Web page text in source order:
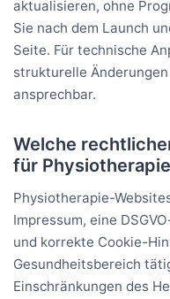
aktualisieren, ohne
Sie nach dem Launch
Seite. Für technische
strukturelle
ansprechbar.
Welche
für
Physiotherapie-
Impressum, eine
und korrekte Cookie-
Gesundheitsbereich
Einschränkungen des